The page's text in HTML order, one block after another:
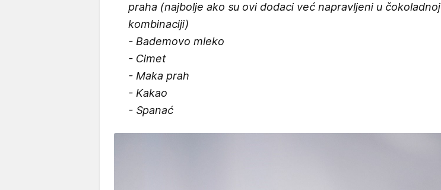
praha (najbolje ako su ovi dodaci već napravljeni u čokoladnoj
kombinaciji)
- Bademovo mleko
- Cimet
- Maka prah
- Kakao
- Spanać